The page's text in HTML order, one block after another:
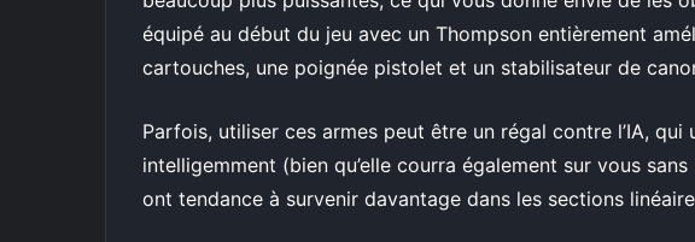
équipé au début du jeu avec un Thompson entièrement
cartouches, une poignée pistolet et un stabilisateur de
Parfois, utiliser ces armes peut être un régal contre l’IA,
intelligemment (bien qu’elle courra également sur vous
ont tendance à survenir davantage dans les sections